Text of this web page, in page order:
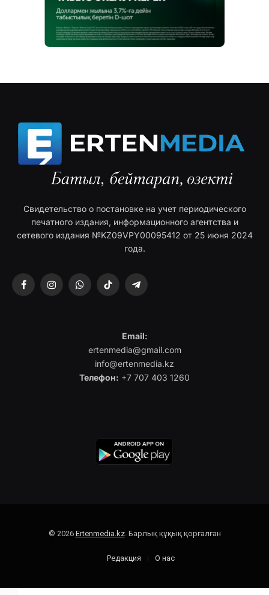
Свидетельство о постановке на учет периодического
печатного издания, информационного агентства и
сетевого издания №KZ09VPY00095412 от 25 июня 2024
года.
FacebookInstagramWhatsAppTikTok Telegram
Email:
ertenmedia@gmail.com
info@ertenmedia.kz
Телефон: +7 707 403 1260
© 2026 Ertenmedia.kz. Барлық құқық қорғалған
Редакция О нас